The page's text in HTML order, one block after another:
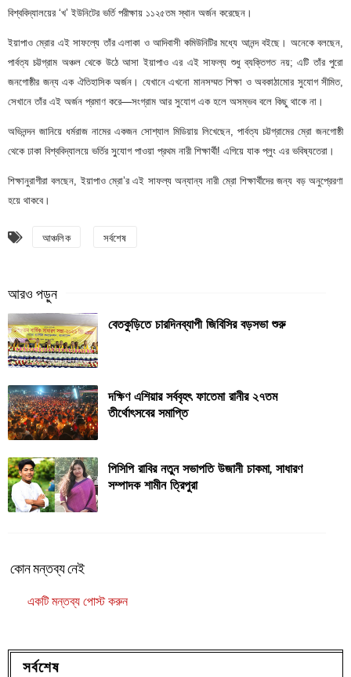
বিশ্ববিদ্যালয়ের ‘খ’ ইউনিটের ভর্তি পরীক্ষায় ১১২৫তম স্থান অর্জন করেছেন।
ইয়াপাও ম্রোর এই সাফল্যে তাঁর এলাকা ও আদিবাসী কমিউনিটির মধ্যে আনন্দ বইছে। অনেকে বলছেন,
পার্বত্য চট্টগ্রাম অঞ্চল থেকে উঠে আসা ইয়াপাও এর এই সাফল্য শুধু ব্যক্তিগত নয়; এটি তাঁর পুরো
জনগোষ্ঠীর জন্য এক ঐতিহাসিক অর্জন। যেখানে এখনো মানসম্মত শিক্ষা ও অবকাঠামোর সুযোগ সীমিত,
সেখানে তাঁর এই অর্জন প্রমাণ করে—সংগ্রাম আর সুযোগ এক হলে অসম্ভব বলে কিছু থাকে না।
অভিনন্দন জানিয়ে ধর্মরাজ নামের একজন সোশ্যাল মিডিয়ায় লিখেছেন, পার্বত্য চট্টগ্রামের ম্রো জনগোষ্ঠী
থেকে ঢাকা বিশ্ববিদ্যালয়ে ভর্তির সু্যোগ পাওয়া প্রথম নারী শিক্ষার্থী! এগিয়ে যাক প্লুং এর ভবিষ্যতেরা।
শিক্ষানুরাগীরা বলছেন, ইয়াপাও ম্রো’র এই সাফল্য অন্যান্য নারী ম্রো শিক্ষার্থীদের জন্য বড় অনুপ্রেরণা
হয়ে থাকবে।
আঞ্চলিক সর্বশেষ
বেতকুড়িতে চারদিনব্যাপী জিবিসির বড়সভা শুরু
দক্ষিণ এশিয়ার সর্ববৃহৎ ফাতেমা রানীর ২৭তম
তীর্থোৎসবের সমাপ্তি
পিসিপি রাবির নতুন সভাপতি উজানী চাকমা, সাধারণ
সম্পাদক শামীন ত্রিপুরা
কোন মন্তব্য নেই
একটি মন্তব্য পোস্ট করুন
সর্বশেষ